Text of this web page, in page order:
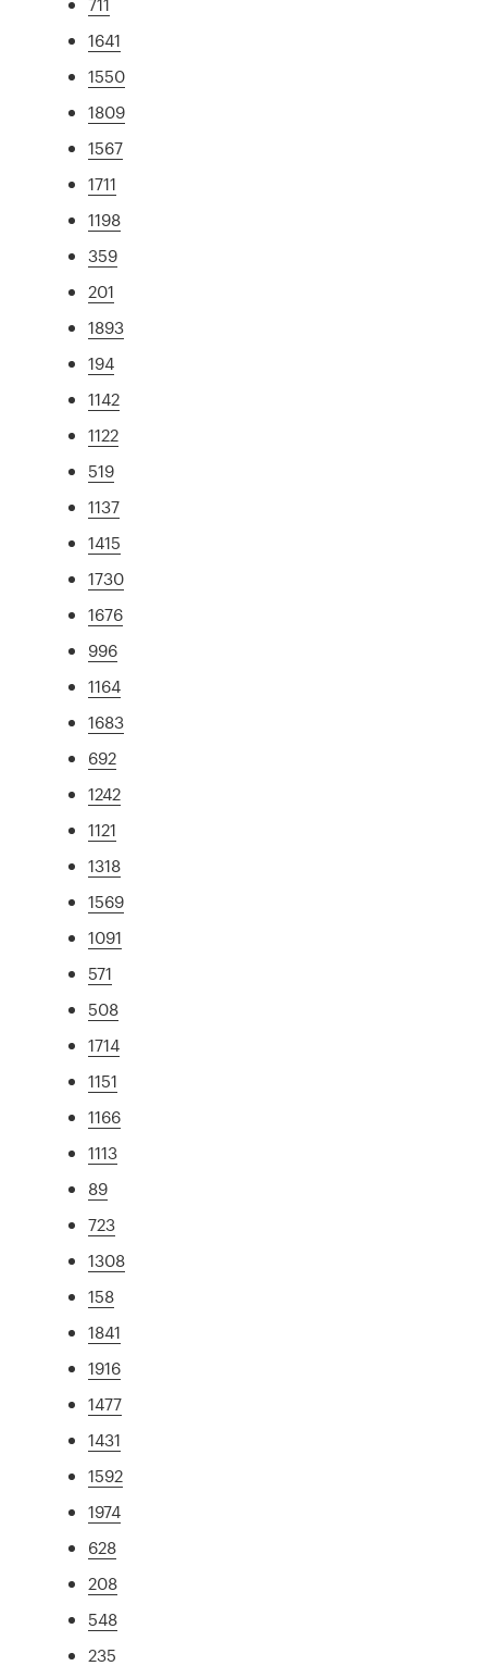
1641
1550
1809
1567
1711
1198
359
201
1893
194
1142
1122
519
1137
1415
1730
1676
996
1164
1683
692
1242
1121
1318
1569
1091
571
508
1714
1151
1166
1113
89
723
1308
158
1841
1916
1477
1431
1592
1974
628
208
548
235